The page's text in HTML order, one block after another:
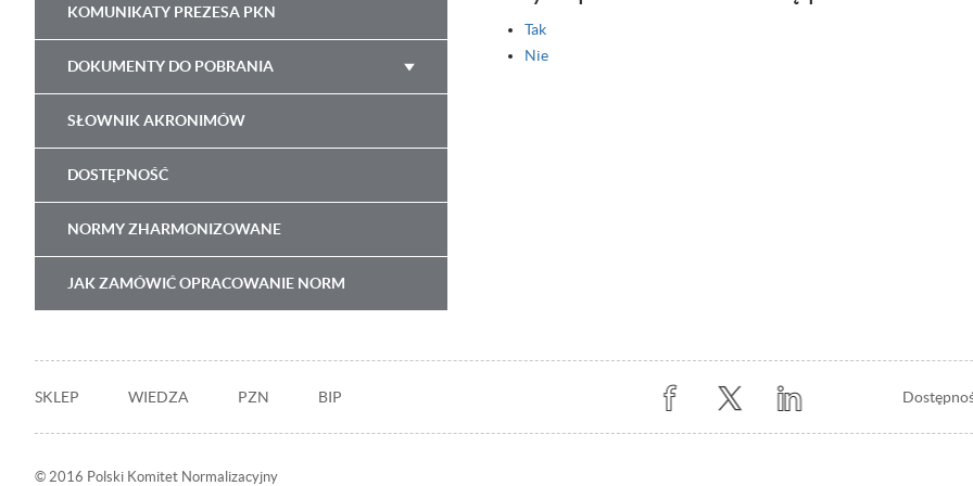
Tak
Nie
KOMUNIKATY PREZESA PKN
DOKUMENTY DO POBRANIA
SŁOWNIK AKRONIMÓW
DOSTĘPNOŚĆ
NORMY ZHARMONIZOWANE
JAK ZAMÓWIĆ OPRACOWANIE NORM
Stopka
SKLEP WIEDZA PZN BIP
Stopka
© 2016 Polski Komitet Normalizacyjny